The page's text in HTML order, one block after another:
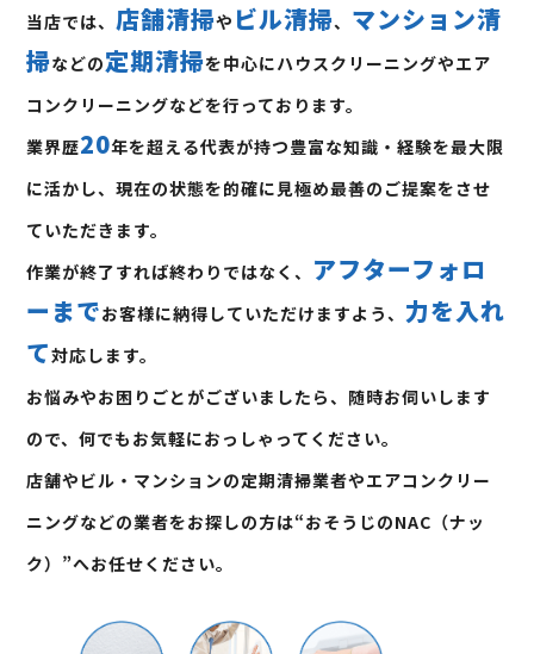
当店では、店舗清掃や ビル清掃、 マンション清
掃などの定期清掃を中心にハウスクリーニングやエア
コンクリーニングなどを行っております。
業界歴20年を超える代表が持つ豊富な知識・経験を最大限
に活かし、現在の状態を的確に見極め最善のご提案をさせ
ていただきます。
作業が終了すれば終わりではなく、 アフターフォロ
ーまでお客様に納得していただけますよう、力を入れ
て対応します。
お悩みやお困りごとがございましたら、随時お伺いします
ので、何でもお気軽におっしゃってください。
店舗やビル・マンションの定期清掃業者やエアコンクリー
ニングなどの業者をお探しの方は“おそうじのNAC（ナッ
ク）”へお任せください。